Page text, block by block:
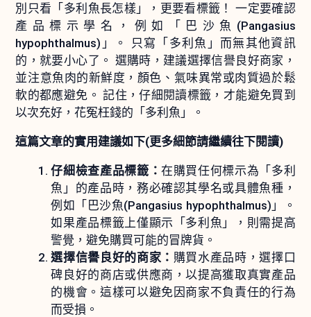
別只看「多利魚長怎樣」，更要看標籤！ 一定要確認
產品標示學名，例如「巴沙魚(Pangasius
hypophthalmus)」。 只寫「多利魚」而無其他資訊
的，就要小心了。 選購時，建議選擇信譽良好商家，
並注意魚肉的新鮮度，顏色、氣味異常或肉質過於鬆
軟的都應避免。 記住，仔細閱讀標籤，才能避免買到
以次充好，花冤枉錢的「多利魚」。
這篇文章的實用建議如下(更多細節請繼續往下閱讀)
仔細檢查產品標籤：在購買任何標示為「多利
魚」的產品時，務必確認其學名或具體魚種，
例如「巴沙魚(Pangasius hypophthalmus)」。
如果產品標籤上僅顯示「多利魚」，則需提高
警覺，避免購買可能的冒牌貨。
選擇信譽良好的商家： 購買水產品時，選擇口
碑良好的商店或供應商，以提高獲取真實產品
的機會。這樣可以避免因商家不負責任的行為
而受損。